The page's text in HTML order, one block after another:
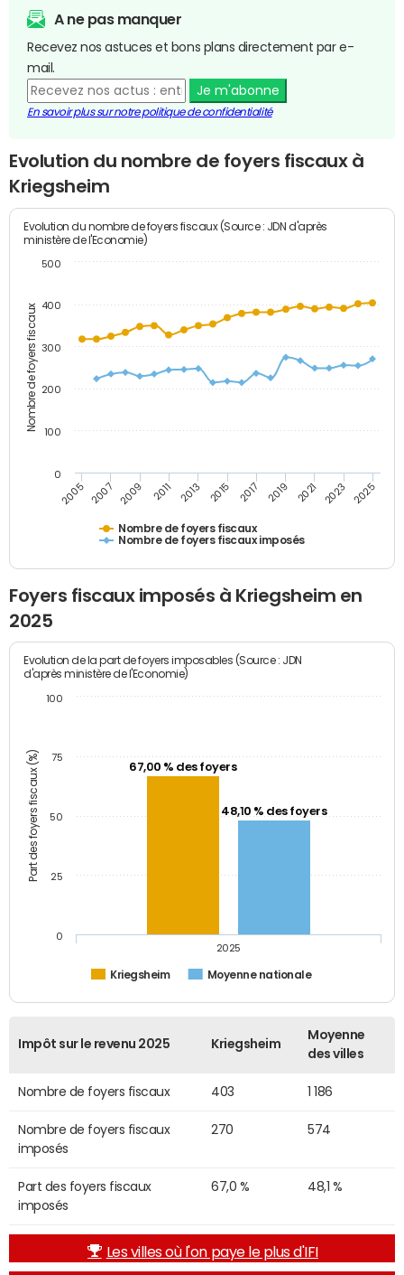
A ne pas manquer
Recevez nos astuces et bons plans directement par e-
mail.
Je m'abonne
En savoir plus sur notre politique de confidentialité
Evolution du nombre de foyers fiscaux à
Kriegsheim
Nombre de foyers fiscaux
Evolution du nombre de foyers fiscaux (Source : JDN d'après
ministère de l'Economie)
Nombre de foyers fiscaux
Nombre de foyers fiscaux imposés
2005 2007 2009 2011 2013 2015 2017 2019 2021 2023 2025
0
100
200
300
400
500
Foyers fiscaux imposés à Kriegsheim en
2025
Part des foyers fiscaux (%)
Evolution de la part de foyers imposables (Source : JDN
d'après ministère de l'Economie)
67,00 % des foyers
48,10 % des foyers
Kriegsheim Moyenne nationale
2025
0
25
50
75
100
Impôt sur le revenu 2025 Kriegsheim
Moyenne
des villes
Nombre de foyers fiscaux 403 1 186
Nombre de foyers fiscaux
imposés
270 574
Part des foyers fiscaux
imposés
67,0 % 48,1 %
Les villes où l'on paye le plus d'IFI